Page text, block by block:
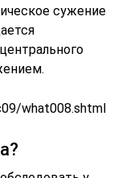
сужение
what008.shtml